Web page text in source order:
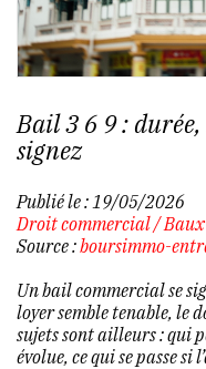
Bail 3 6 9 :
signez
Publié le : 19/05/2026
Droit commercial/
Source :boursimmo-
Un bail commercial se
loyer semble tenable, le
sujets sont ailleurs : qui
évolue, ce qui se passe si